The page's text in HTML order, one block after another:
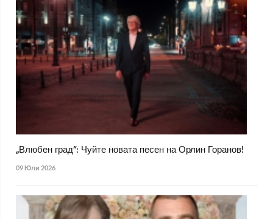
„Влюбен град“: Чуйте новата песен на Орлин Горанов!
09 Юли 2026